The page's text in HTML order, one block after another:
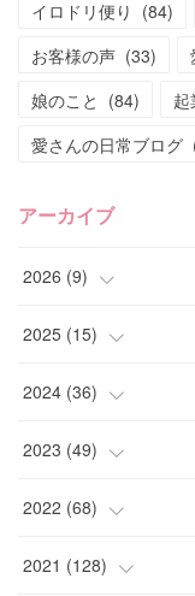
イロドリ便り (84)
お客様の声 (33)
娘のこと (84)
愛さんの日常ブログ
アーカイブ
2026 (9)
(4)
(2)
(1)
(2)
2025 (15)
(4)
(2)
(2)
(3)
2024 (36)
(2)
(2)
(1)
2023 (49)
(1)
(2)
2022 (68)
(6)
2021 (128)